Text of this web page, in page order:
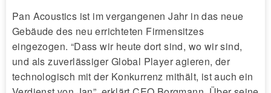
Pan Acoustics ist im vergangenen Jahr in das neue
Gebäude des neu errichteten Firmensitzes
eingezogen. “Dass wir heute dort sind, wo wir sind,
und als zuverlässiger Global Player agieren, der
technologisch mit der Konkurrenz mithält, ist auch ein